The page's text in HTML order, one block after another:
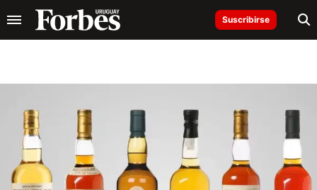
Suscribirse